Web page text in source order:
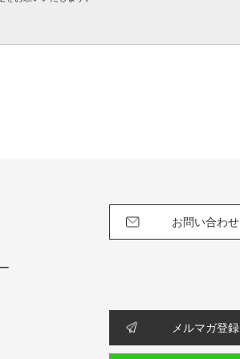
お問い合わせ
メルマガ登録